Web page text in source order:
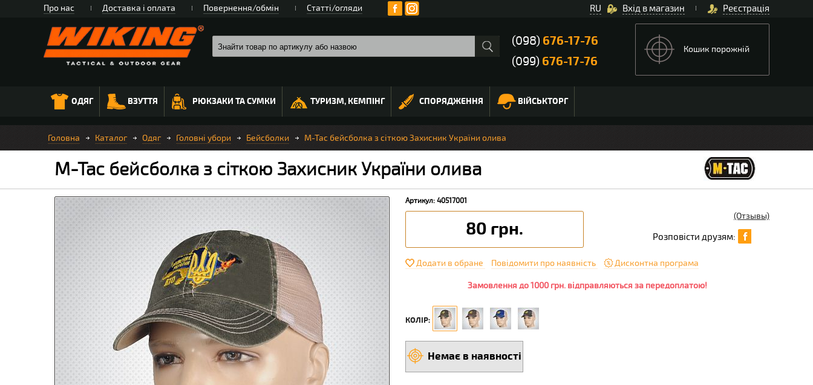
Про нас Доставка і оплата Повернення/обмін Статті/огляди Вхід в магазин Реєстрація
RU
(098) 676-17-76
(099) 676-17-76
Кошик порожній
ОДЯГ ВЗУТТЯ РЮКЗАКИ ТА СУМКИ ТУРИЗМ, КЕМПІНГ СПОРЯДЖЕННЯ ВІЙСЬКТОРГ
Головна Каталог Одяг Головні убори Бейсболки M-Tac бейсболка з сіткою Захисник України олива
M-Tac бейсболка з сіткою Захисник України олива
Артикул: 40517001
80 грн.
(Отзывы)
Розповісти друзям:
Додати в обране Повідомити про наявність Дисконтна програма
Замовлення до 1000 грн. відправляються за передоплатою!
КОЛІР:
Немає в наявності